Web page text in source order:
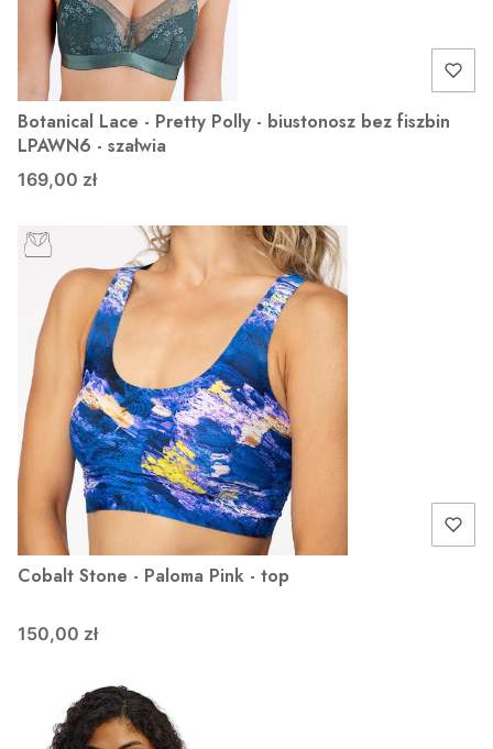
Botanical Lace - Pretty Polly - biustonosz bez fiszbin
LPAWN6 - szałwia
169,00 zł
Cobalt Stone - Paloma Pink - top
150,00 zł